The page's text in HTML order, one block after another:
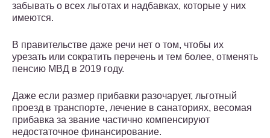
забывать о всех льготах и надбавках, которые у них
имеются.
В правительстве даже речи нет о том, чтобы их
урезать или сократить перечень и тем более, отменять
пенсию МВД в 2019 году.
Даже если размер прибавки разочарует, льготный
проезд в транспорте, лечение в санаториях, весомая
прибавка за звание частично компенсируют
недостаточное финансирование.